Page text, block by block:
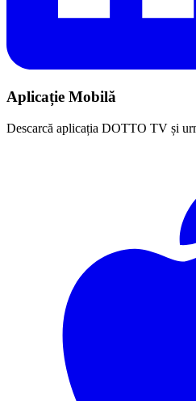
Aplicație Mobilă
Descarcă aplicația DOTTO TV și